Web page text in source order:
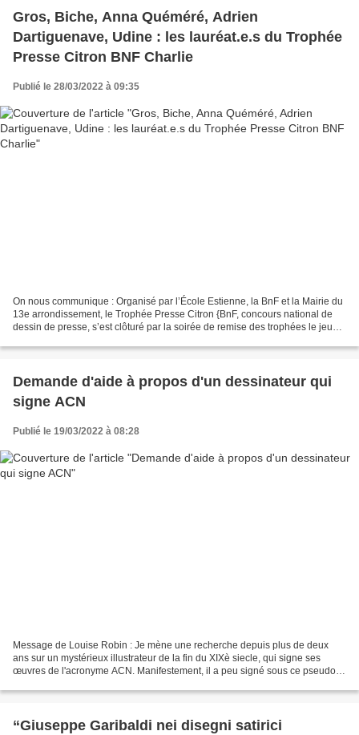
Gros, Biche, Anna Quéméré, Adrien
Dartiguenave, Udine : les lauréat.e.s du Trophée
Presse Citron BNF Charlie
Publié le 28/03/2022 à 09:35
On nous communique : Organisé par l’École Estienne, la BnF et la Mairie du
13e arrondissement, le Trophée Presse Citron {BnF, concours national de
dessin de presse, s’est clôturé par la soirée de remise des trophées le jeudi
Demande d'aide à propos d'un dessinateur qui
signe ACN
Publié le 19/03/2022 à 08:28
Message de Louise Robin : Je mène une recherche depuis plus de deux
ans sur un mystérieux illustrateur de la fin du XIXè siecle, qui signe ses
œuvres de l'acronyme ACN. Manifestement, il a peu signé sous ce pseudo.
“Giuseppe Garibaldi nei disegni satirici